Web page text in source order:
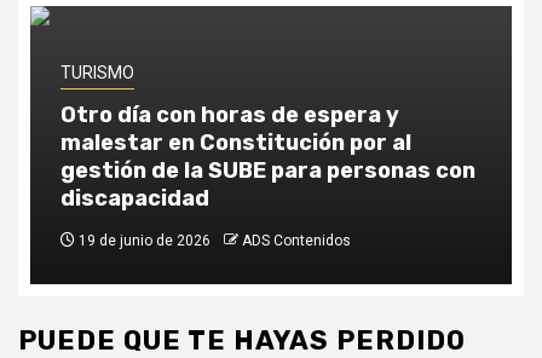
TURISMO
Otro día con horas de espera y
malestar en Constitución por al
gestión de la SUBE para personas con
discapacidad
19 de junio de 2026 ADS Contenidos
PUEDE QUE TE HAYAS PERDIDO